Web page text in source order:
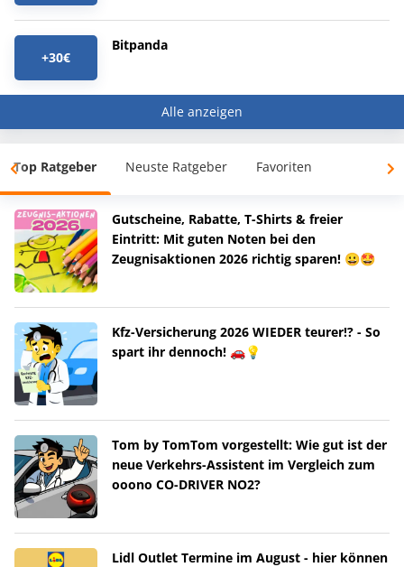
+30€
Bitpanda
Alle anzeigen
Top Ratgeber Neuste Ratgeber Favoriten
Gutscheine, Rabatte, T-Shirts & freier
Eintritt: Mit guten Noten bei den
Zeugnisaktionen 2026 richtig sparen! 😀🤩
Kfz-Versicherung 2026 WIEDER teurer!? - So
spart ihr dennoch! 🚗💡
Tom by TomTom vorgestellt: Wie gut ist der
neue Verkehrs-Assistent im Vergleich zum
ooono CO-DRIVER NO2?
Lidl Outlet Termine im August - hier können